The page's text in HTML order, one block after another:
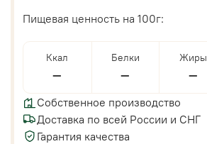
Пищевая ценность на 100г:
Ккал
—
Белки
—
Жиры
—
Собственное производство
Доставка по всей России и СНГ
Гарантия качества